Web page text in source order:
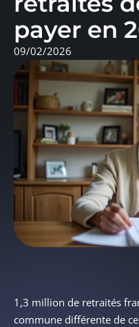
payer en
09/02/2026
1,3 million de retraités
commune différente de